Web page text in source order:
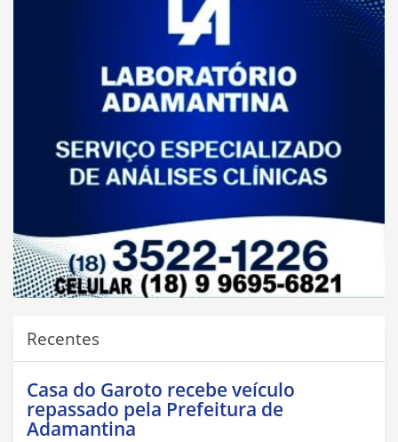
Recentes
Casa do Garoto recebe veículo
repassado pela Prefeitura de
Adamantina